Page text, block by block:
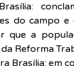
do campo e
que a
Reforma
Brasília: em